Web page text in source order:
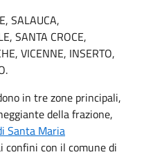
SALAUCA,
SANTA CROCE,
VICENNE, INSERTO,
in tre zone principali,
della frazione,
Santa Maria
confini con il comune di